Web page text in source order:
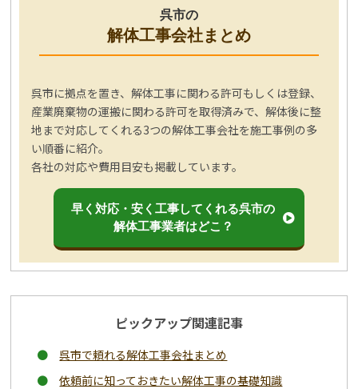
呉市の
解体工事会社まとめ
呉市に拠点を置き、解体工事に関わる許可もしくは登録、
産業廃棄物の運搬に関わる許可を取得済みで、解体後に整
地まで対応してくれる3つの解体工事会社を施工事例の多
い順番に紹介。
各社の対応や費用目安も掲載しています。
早く対応・安く工事してくれる呉市の
解体工事業者はどこ？
ピックアップ関連記事
呉市で頼れる解体工事会社まとめ
依頼前に知っておきたい解体工事の基礎知識